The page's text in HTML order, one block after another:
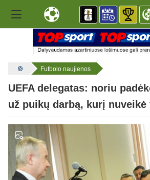
Futbolo naujienos
UEFA delegatas: noriu
už puikų darbą, kurį